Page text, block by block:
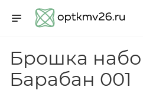
Брошка
Барабан 001